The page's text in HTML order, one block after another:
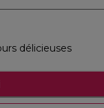
délicieuses